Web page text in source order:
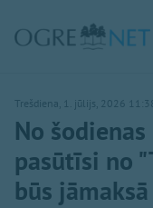
Trešdiena, 1. jūlijs, 2026 11:38
No
pasūtīsi no
būs